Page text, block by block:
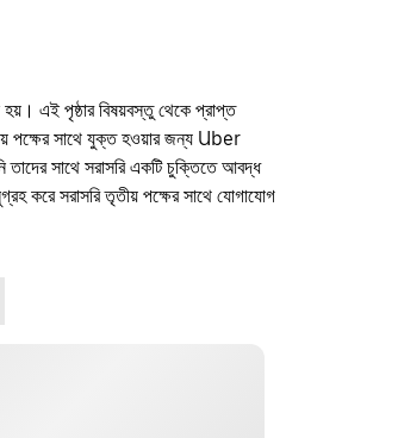
হয়। এই পৃষ্ঠার বিষয়বস্তু থেকে প্রাপ্ত
পক্ষের সাথে যুক্ত হওয়ার জন্য Uber
সাথে সরাসরি একটি চুক্তিতে আবদ্ধ
সরাসরি তৃতীয় পক্ষের সাথে যোগাযোগ